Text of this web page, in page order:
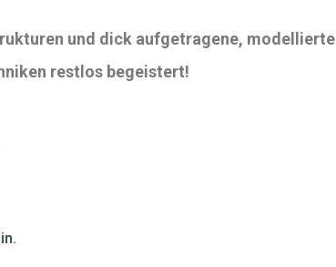
und dick aufgetragene, modellierte
restlos begeistert!